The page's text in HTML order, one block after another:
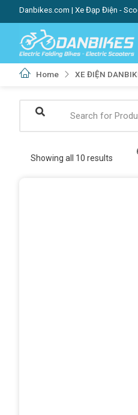
Danbikes.com | Xe Đạp Điện -
Home XE ĐIỆN
Showing all 10 results